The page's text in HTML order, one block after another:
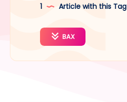
1 Article with this Tag
BAX